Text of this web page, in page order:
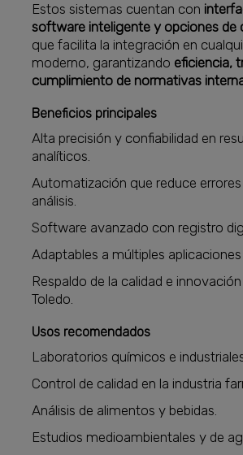
Estos sistemas cuentan con
software inteligente y opciones de
que facilita la integración en
moderno, garantizando eficiencia,
cumplimiento de normativas
Beneficios principales
Alta precisión y confiabilidad en
analíticos.
Automatización que reduce
análisis.
Software avanzado con registro
Adaptables a múltiples
Respaldo de la calidad e
Toledo.
Usos recomendados
Laboratorios químicos e
Control de calidad en la industria
Análisis de alimentos y bebidas.
Estudios medioambientales y de